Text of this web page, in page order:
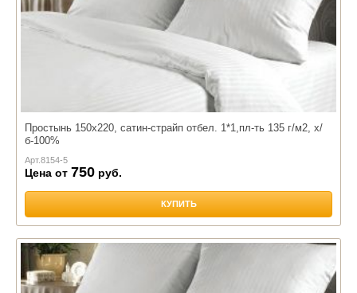
Простынь 150х220, сатин-страйп отбел. 1*1,пл-ть 135 г/м2, х/
б-100%
Арт.8154-5
Цена от 750 руб.
КУПИТЬ